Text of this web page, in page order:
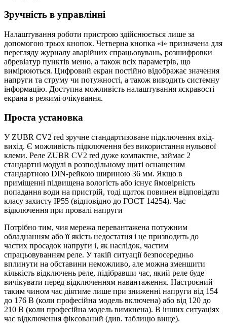
Зручність в управлінні
Налаштування роботи пристрою здійснюється лише за
допомогою трьох кнопок. Четверна кнопка «i» призначена для
перегляду журналу аварійних спрацьовувань, розшифровки
абревіатур пунктів меню, а також всіх параметрів, що
вимірюються. Цифровий екран постійно відображає значення
напруги та струму чи потужності, а також виводить системну
інформацію. Доступна можливість налаштування яскравості
екрана в режимі очікування.
Проста установка
У ZUBR CV2 red зручне стандартизоване підключення вхід-
вихід. Є можливість підключення без використання нульової
клеми. Реле ZUBR CV2 red дуже компактне, займає 2
стандартні модулі в розподільному щиті оснащеним
стандартною DIN-рейкою шириною 36 мм. Якщо в
приміщенні підвищена вологість або існує ймовірність
попадання води на пристрій, тоді щиток повинен відповідати
класу захисту IP55 (відповідно до ГОСТ 14254). Час
відключення при провалі напруги
Потрібно тим, чия мережа перевантажена потужним
обладнанням або її якість недостатня і це призводить до
частих просадок напруги і, як наслідок, частим
спрацьовуванням реле. У такій ситуації безпосередньо
вплинути на обставини неможливо, але можна зменшити
кількість відключень реле, підібравши час, який реле буде
вичікувати перед відключенням навантаження. Настроєний
таким чином час діятиме лише при зниженні напруги від 154
до 176 В (коли професійна модель включена) або від 120 до
210 В (коли професійна модель вимкнена). В інших ситуаціях
час відключення фіксований (див. таблицю вище).